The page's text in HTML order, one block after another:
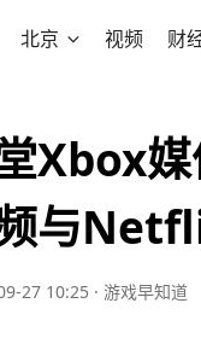
北京 视频 财
Xbox
与
27 10:25 · 游戏早知道